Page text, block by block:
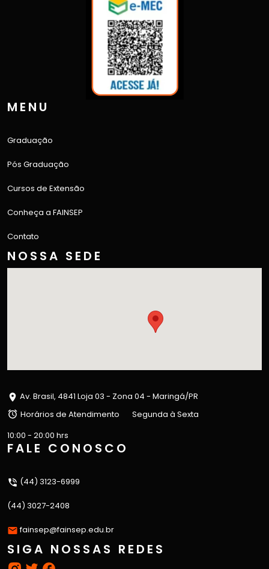
MENU
Graduação
Pós Graduação
Cursos de Extensão
Conheça a FAINSEP
Contato
NOSSA SEDE
Av. Brasil, 4841 Loja 03 - Zona 04 - Maringá/PR
Horários de Atendimento
Segunda à Sexta
10:00 - 20:00 hrs
FALE CONOSCO
(44) 3123-6999
(44) 3027-2408
fainsep@fainsep.edu.br
SIGA NOSSAS REDES